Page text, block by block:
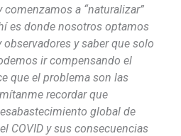
a “naturalizar”
es donde nosotros optamos
y saber que solo
ir compensando el
que el problema son las
recordar que
global de
COVID y sus consecuencias